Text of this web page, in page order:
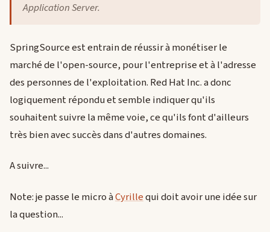
Application Server.
SpringSource est entrain de réussir à monétiser le
marché de l'open-source, pour l'entreprise et à l'adresse
des personnes de l'exploitation. Red Hat Inc. a donc
logiquement répondu et semble indiquer qu'ils
souhaitent suivre la même voie, ce qu'ils font d'ailleurs
très bien avec succès dans d'autres domaines.
A suivre...
Note: je passe le micro àCyrillequi doit avoir une idée sur
la question...